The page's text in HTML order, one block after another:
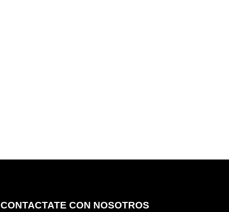
CONTACTATE CON NOSOTROS